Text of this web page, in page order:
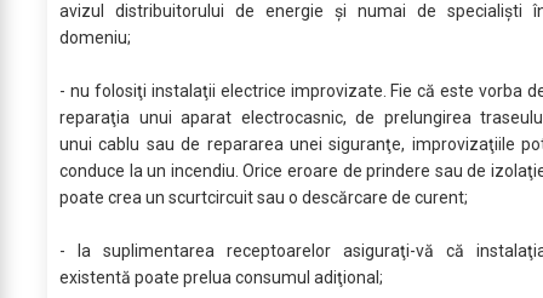
avizul distribuitorului de energie şi numai de specialiști
domeniu;
- nu folosiţi instalaţii electrice improvizate. Fie că este vorba
reparaţia unui aparat electrocasnic, de prelungirea
unui cablu sau de repararea unei siguranţe, improvizaţiile
conduce la un incendiu. Orice eroare de prindere sau de
poate crea un scurtcircuit sau o descărcare de curent;
- la suplimentarea receptoarelor asiguraţi-vă că
existentă poate prelua consumul adiţional;